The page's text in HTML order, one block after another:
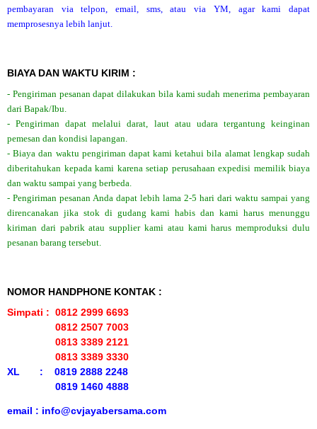
pembayaran via telpon, email, sms, atau via YM, agar kami dapat
memprosesnya lebih lanjut.
BIAYA DAN WAKTU KIRIM :
- Pengiriman pesanan dapat dilakukan bila kami sudah menerima pembayaran
dari Bapak/Ibu.
- Pengiriman dapat melalui darat, laut atau udara tergantung keinginan
pemesan dan kondisi lapangan.
- Biaya dan waktu pengiriman dapat kami ketahui bila alamat lengkap sudah
diberitahukan kepada kami karena setiap perusahaan expedisi memilik biaya
dan waktu sampai yang berbeda.
- Pengiriman pesanan Anda dapat lebih lama 2-5 hari dari waktu sampai yang
direncanakan jika stok di gudang kami habis dan kami harus menunggu
kiriman dari pabrik atau supplier kami atau kami harus memproduksi dulu
pesanan barang tersebut.
NOMOR HANDPHONE KONTAK :
Simpati : 0812 2999 6693
0812 2507 7003
0813 3389 2121
0813 3389 3330
XL : 0819 2888 2248
0819 1460 4888
email : info@cvjayabersama.com